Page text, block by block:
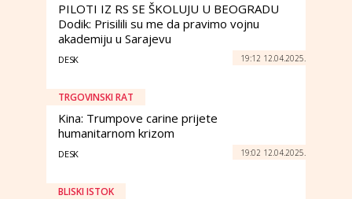
PILOTI IZ RS SE ŠKOLUJU U BEOGRADU
Dodik: Prisilili su me da pravimo vojnu
akademiju u Sarajevu
DESK 19:12 12.04.2025.
TRGOVINSKI RAT
Kina: Trumpove carine prijete
humanitarnom krizom
DESK 19:02 12.04.2025.
BLISKI ISTOK